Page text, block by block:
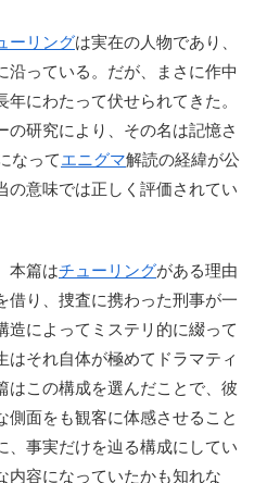
ーリングは実在の人物であり、
沿っている。だが、まさに作中
にわたって伏せられてきた。
の研究により、その名は記憶さ
なってエニグマ解読の経緯が公
の意味では正しく評価されてい
本篇はチューリングがある理由
借り、捜査に携わった刑事が一
造によってミステリ的に綴って
はそれ自体が極めてドラマティ
はこの構成を選んだことで、彼
側面をも観客に体感させること
、事実だけを辿る構成にしてい
内容になっていたかも知れな